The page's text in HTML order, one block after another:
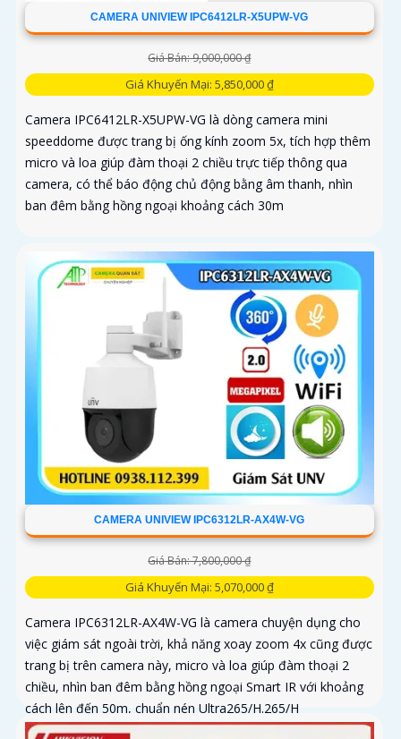
CAMERA UNIVIEW IPC6412LR-X5UPW-VG
Giá Bán: 9,000,000 ₫
Giá Khuyến Mại: 5,850,000 ₫
Camera IPC6412LR-X5UPW-VG là dòng camera mini
speeddome được trang bị ống kính zoom 5x, tích hợp thêm
micro và loa giúp đàm thoại 2 chiều trực tiếp thông qua
camera, có thể báo động chủ động bằng âm thanh, nhìn
ban đêm bằng hồng ngoại khoảng cách 30m
CAMERA UNIVIEW IPC6312LR-AX4W-VG
Giá Bán: 7,800,000 ₫
Giá Khuyến Mại: 5,070,000 ₫
Camera IPC6312LR-AX4W-VG là camera chuyện dụng cho
việc giám sát ngoài trời, khả năng xoay zoom 4x cũng được
trang bị trên camera này, micro và loa giúp đàm thoại 2
chiều, nhìn ban đêm bằng hồng ngoại Smart IR với khoảng
cách lên đến 50m, chuẩn nén Ultra265/H.265/H